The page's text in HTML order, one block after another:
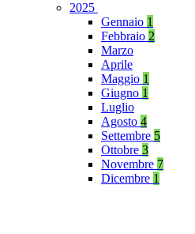
2025
Gennaio 1
Febbraio 2
Marzo
Aprile
Maggio 1
Giugno 1
Luglio
Agosto 4
Settembre 5
Ottobre 3
Novembre 7
Dicembre 1